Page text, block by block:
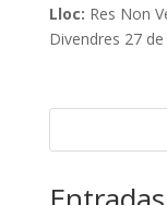
Lloc: Res Non
Divendres 27